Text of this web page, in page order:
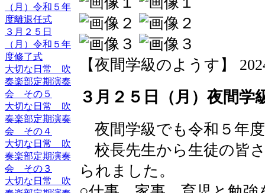
（月）令和５年
度離退任式
３月２５日
（月）令和５年
度修了式
大切な日常 吹
奏楽部定期演奏
会 その５
大切な日常 吹
奏楽部定期演奏
会 その４
大切な日常 吹
奏楽部定期演奏
会 その３
大切な日常 吹
【夜間学級のようす】
３月２５日（月）夜間
夜間学級でも令和５年
校長先生から生徒の皆
られました。